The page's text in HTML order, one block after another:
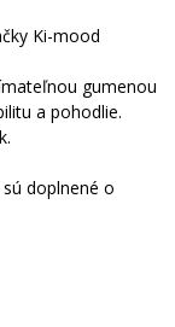
Ki-mood
gumenou
a pohodlie.
doplnené o